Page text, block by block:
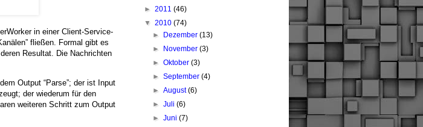
in einer Client-Service-
fließen. Formal gibt es
Resultat. Die Nachrichten
Output “Parse”; der ist Input
der wiederum für den
weiteren Schritt zum Output
► 2011 (46)
▼ 2010 (74)
►
Dezember(13)
►
November(3)
►Oktober(3)
►September(4)
►August(6)
►Juli(6)
►Juni(7)